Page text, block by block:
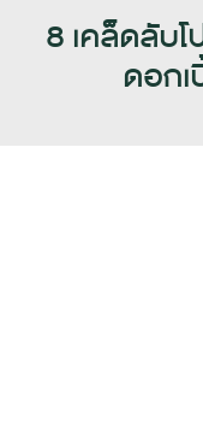
8 เคล็ดลับ
ดอก